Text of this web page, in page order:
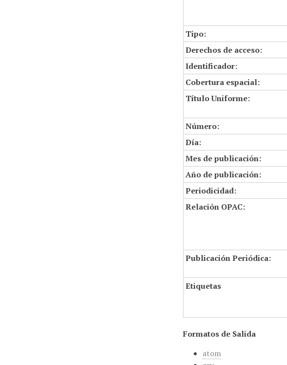
Tipo:
Derechos de acceso:
Identificador:
Cobertura espacial:
Título Uniforme:
Número:
Día:
Mes de publicación:
Año de publicación:
Periodicidad:
Relación OPAC:
Publicación Periódica:
Etiquetas
Formatos de Salida
atom